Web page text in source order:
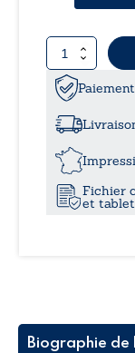
quantité
de
Hors
connexion
En
mode
Fichier
et
Biographie de